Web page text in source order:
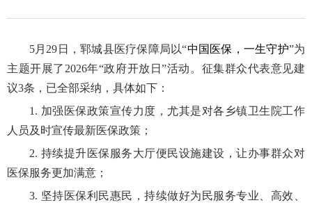
5月 29 日，郓城县医疗保障局以“中国医保，一生守护”为
主题开展了 2026年“政府开放日”活动。征集群众代表意见建
议3条，已全部采纳，具体如下：
1. 加强医保政策宣传力度，尤其是对各乡镇卫生院工作
人员及时宣传最新医保政策；
2. 持续提升医保服务大厅便民设施建设，让办事群众对
医保服务更加满意；
3. 坚持医保利民惠民，持续做好为民服务专业、高效、